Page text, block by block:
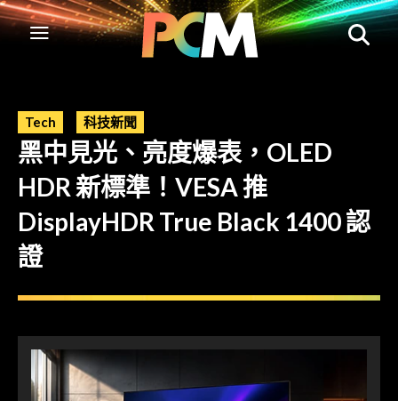
Tech 科技新聞
黑中見光、亮度爆表，OLED
HDR 新標準！VESA 推
DisplayHDR True Black 1400 認
證